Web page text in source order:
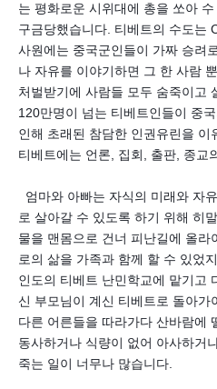
는 평화로운 시위대에 총을 쏘아
구금당했습니다. 티베트의 수도는
사원에는 중국군인들이 가짜 승려
나 자유를 이야기하면 그 한 사람
처벌받기에 사람들 모두 숨죽이고
120만명이 넘는 티베트인들이 중
인해 초래된 참담한 인권유린을 이
티베트에는 언론, 집회, 출판, 종교
엄마와 아빠는 자식의 미래와 자
로 살아갈 수 있도록 하기 위해 히
물을 맨몸으로 건너 피난길에 올라
로의 삶을 가족과 함께 할 수 있었
인도의 티베트 난민학교에 맡기고
신 부모님이 계신 티베트로 돌아
다른 어른들을 따라가다 산바람에
동사하거나 식량이 없어 아사하거
죽는 일이 너무나 많습니다.